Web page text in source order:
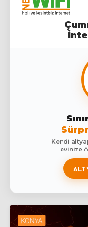
Kendi
evinize